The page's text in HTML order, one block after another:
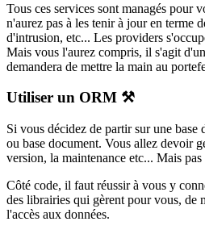
Tous ces services sont managés pour
n'aurez pas à les tenir à jour en terme
d'intrusion, etc... Les providers
Mais vous l'aurez compris, il s'agit
demandera de mettre la main au
Utiliser un ORM ⚒️
Si vous décidez de partir sur une
ou base document. Vous allez devoir
version, la maintenance etc... Mais pas
Côté code, il faut réussir à vous y
des librairies qui gèrent pour vous, de
l'accès aux données.